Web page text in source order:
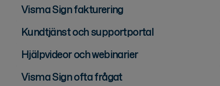
Visma Sign fakturering
Kundtjänst och supportportal
Hjälpvideor och webinarier
Visma Sign ofta frågat